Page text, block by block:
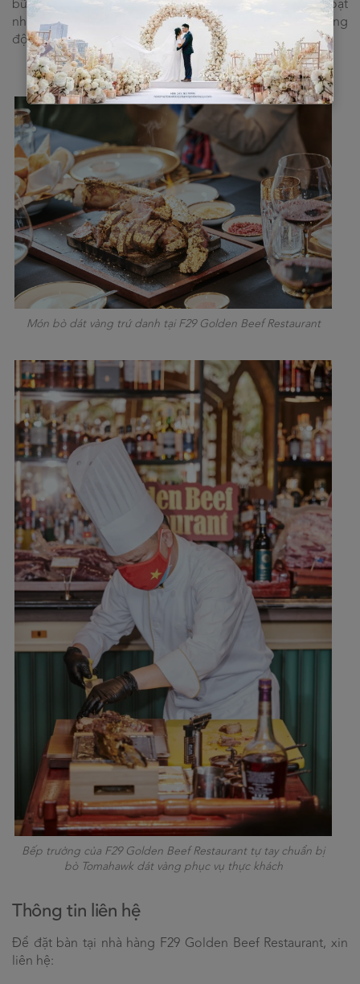
bữa ăn đến từ các đầu bếp trứ danh 5 sao. Và hàng loạt
những món ăn dát vàng đặc sắc khác trong menu dát vàng
độc đáo chỉ có tại F29 Golden Beef Restaurant.
Món bò dát vàng trứ danh tại F29 Golden Beef Restaurant
Bếp trưởng của F29 Golden Beef Restaurant tự tay chuẩn bị
bò Tomahawk dát vàng phục vụ thực khách
Thông tin liên hệ
Để đặt bàn tại nhà hàng F29 Golden Beef Restaurant, xin
liên hệ: